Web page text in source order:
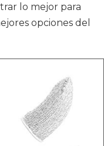
lo mejor para
opciones del